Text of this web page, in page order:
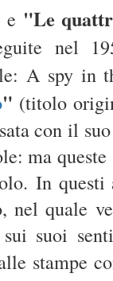
e "Le
nel
A spy in
" (titolo
con il
ma
In
nel quale
suoi
stampe